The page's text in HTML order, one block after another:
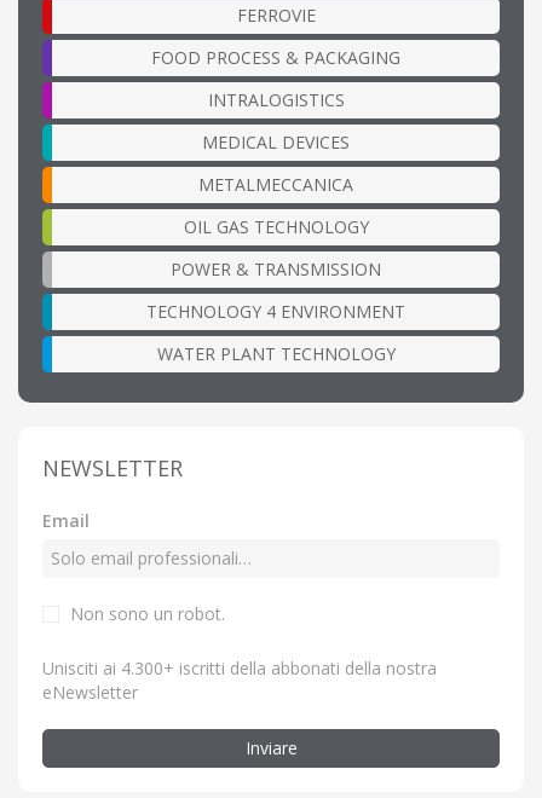
FERROVIE
FOOD PROCESS & PACKAGING
INTRALOGISTICS
MEDICAL DEVICES
METALMECCANICA
OIL GAS TECHNOLOGY
POWER & TRANSMISSION
TECHNOLOGY 4 ENVIRONMENT
WATER PLANT TECHNOLOGY
NEWSLETTER
Email
Non sono un robot.
Unisciti ai 4.300+ iscritti della abbonati della nostra
eNewsletter
Inviare